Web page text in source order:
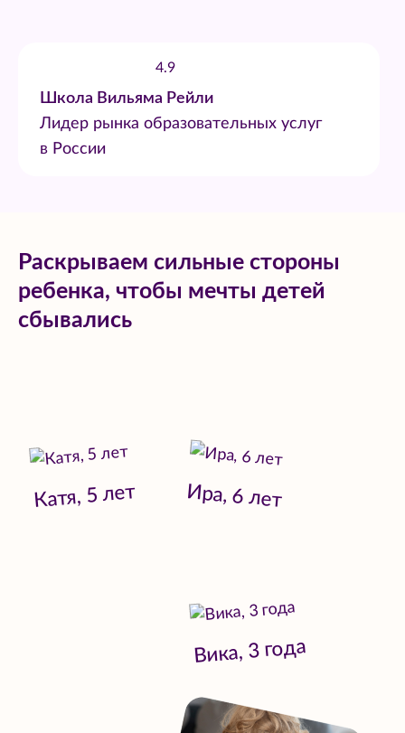
4.9
Школа Вильяма Рейли
Лидер рынка образовательных услуг
в России
Раскрываем сильные стороны
ребенка, чтобы мечты детей
сбывались
Катя, 5 лет Ира, 6 лет
Вика, 3 года